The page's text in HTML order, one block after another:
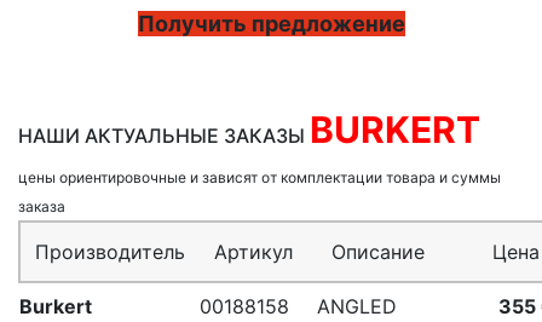
Получить предложение
НАШИ АКТУАЛЬНЫЕ ЗАКАЗЫ BURKERT
цены ориентировочные и зависят от комплектации товара и суммы
заказа
Производитель Артикул Описание Цена
Burkert 00188158
ANGLED
355